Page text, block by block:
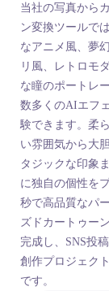
当社の写真から
ン変換ツールで
なアニメ風、夢
リ風、レトロモ
な瞳のポートレ
数多くのAIエフ
験できます。柔
い雰囲気から大
タジックな印象
に独自の個性を
秒で高品質なパ
ズドカートゥー
完成し、SNS投稿
創作プロジェク
です。